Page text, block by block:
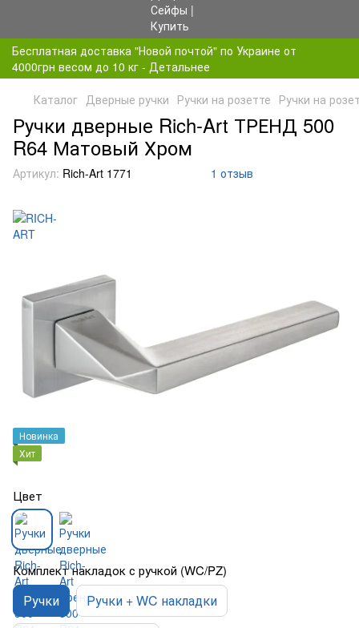
Бесплатная доставка "Новой почтой" по Украине от
4000грн весом до 10 кг - Детальнее
Каталог Дверные ручки Ручки на розетте Ручки на
Ручки дверные Rich-Art ТРЕНД 500
R64 Матовый Хром
Артикул: Rich-Art 1771 1 отзыв
Новинка
Хит
Цвет
Комплект накладок с ручкой (WC/PZ)
Ручки Ручки + WC накладки